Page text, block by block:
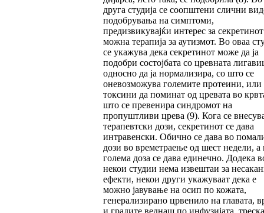
друга студија се соопштени слични
подобрувања на симптоми,
предизвикувајќи интерес за
можна терапија за аутизмот. Во оваа
се укажува дека секретинот може да ја
подобри состојбата со цревната
односно да ја нормализира, со што се
оневозможува големите протеини, или
токсини да поминат од цревата во
што се превенира синдромот на
пропуштливи црева (9). Кога се
терапевтски дози, секретинот се дава
интравенски. Обично се дава во
дози во времетраење од шест недели, а
голема доза се дава единечно. Додека
некои студии нема извештаи за
ефекти, некои други укажуваат дека е
можно јавување на осип по кожата,
генерализирано црвенило на главата,